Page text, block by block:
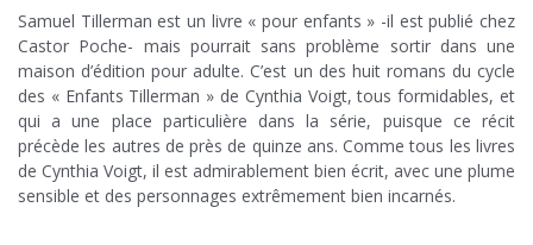
Samuel Tillerman est un livre « pour enfants » -il est publié chez
Castor Poche- mais pourrait sans problème sortir dans une
maison d’édition pour adulte. C’est un des huit romans du cycle
des « Enfants Tillerman » de Cynthia Voigt, tous formidables, et
qui a une place particulière dans la série, puisque ce récit
précède les autres de près de quinze ans. Comme tous les livres
de Cynthia Voigt, il est admirablement bien écrit, avec une plume
sensible et des personnages extrêmement bien incarnés.